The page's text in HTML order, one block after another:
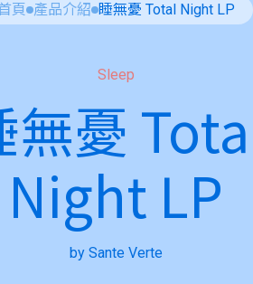
頁 產品介紹 睡無憂 Total Night LP
Sleep
無憂
Night LP
by Sante Verte